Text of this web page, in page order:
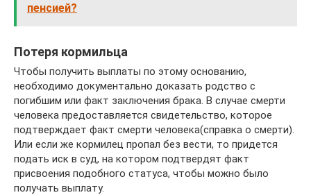
пенсией?
Потеря кормильца
Чтобы получить выплаты по этому основанию,
необходимо документально доказать родство с
погибшим или факт заключения брака. В случае смерти
человека предоставляется свидетельство, которое
подтверждает факт смерти человека(справка о смерти).
Или если же кормилец пропал без вести, то придется
подать иск в суд, на котором подтвердят факт
присвоения подобного статуса, чтобы можно было
получать выплату.